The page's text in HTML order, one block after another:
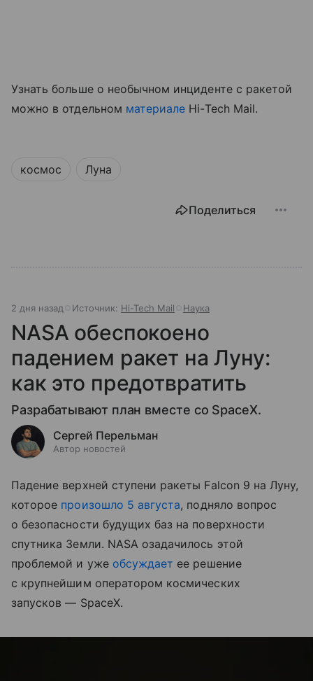
Узнать больше о необычном инциденте с ракетой
можно в отдельном материале Hi-Tech Mail.
космос Луна
Поделиться
2 дня назад Источник: Hi-Tech Mail Наука
NASA обеспокоено
падением ракет на Луну:
как это предотвратить
Разрабатывают план вместе со SpaceX.
Сергей Перельман
Автор новостей
Падение верхней ступени ракеты Falcon 9 на Луну,
которое произошло 5 августа, подняло вопрос
о безопасности будущих баз на поверхности
спутника Земли. NASA озадачилось этой
проблемой и уже обсуждает ее решение
с крупнейшим оператором космических
запусков — SpaceX.